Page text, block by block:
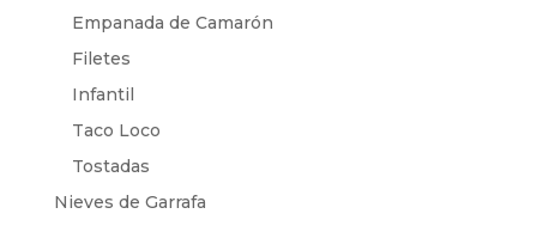
Empanada de Camarón
Filetes
Infantil
Taco Loco
Tostadas
Nieves de Garrafa